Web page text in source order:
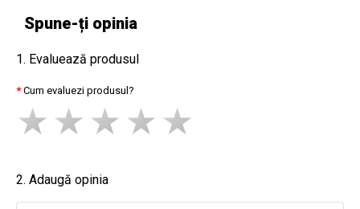
Spune-ți opinia
1. Evaluează produsul
Cum evaluezi produsul?
2. Adaugă opinia